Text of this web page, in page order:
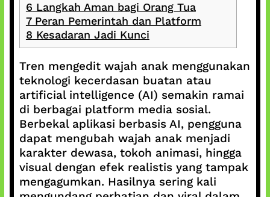
6 Langkah Aman bagi Orang Tua
7Peran Pemerintah dan Platform
8 Kesadaran Jadi Kunci
Tren mengedit wajah anak menggunakan
teknologi kecerdasan buatan atau
artificial intelligence (AI) semakin ramai
di berbagai platform media sosial.
Berbekal aplikasi berbasis AI, pengguna
dapat mengubah wajah anak menjadi
karakter dewasa, tokoh animasi, hingga
visual dengan efek realistis yang tampak
mengagumkan. Hasilnya sering kali